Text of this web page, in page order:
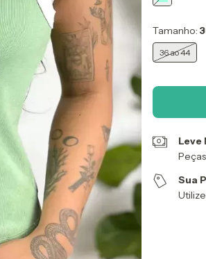
Tamanho:
36 ao 44
Leve
Sua